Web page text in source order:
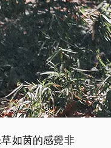
如茵的感覺非